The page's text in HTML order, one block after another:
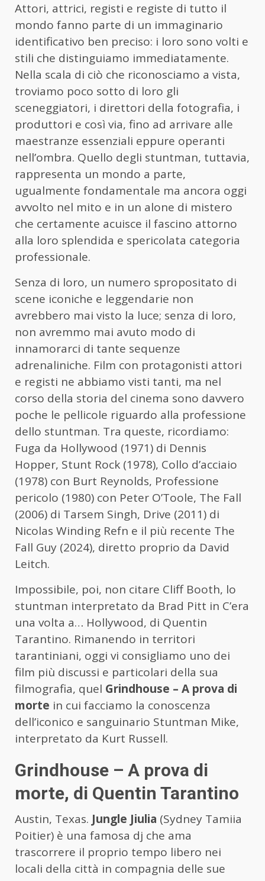
Attori, attrici, registi e registe di tutto il
mondo fanno parte di un immaginario
identificativo ben preciso: i loro sono volti e
stili che distinguiamo immediatamente.
Nella scala di ciò che riconosciamo a vista,
troviamo poco sotto di loro gli
sceneggiatori, i direttori della fotografia, i
produttori e così via, fino ad arrivare alle
maestranze essenziali eppure operanti
nell’ombra. Quello degli stuntman, tuttavia,
rappresenta un mondo a parte,
ugualmente fondamentale ma ancora oggi
avvolto nel mito e in un alone di mistero
che certamente acuisce il fascino attorno
alla loro splendida e spericolata categoria
professionale.
Senza di loro, un numero spropositato di
scene iconiche e leggendarie non
avrebbero mai visto la luce; senza di loro,
non avremmo mai avuto modo di
innamorarci di tante sequenze
adrenaliniche. Film con protagonisti attori
e registi ne abbiamo visti tanti, ma nel
corso della storia del cinema sono davvero
poche le pellicole riguardo alla professione
dello stuntman. Tra queste, ricordiamo:
Fuga da Hollywood (1971) di Dennis
Hopper, Stunt Rock (1978), Collo d’acciaio
(1978) con Burt Reynolds, Professione
pericolo (1980) con Peter O’Toole, The Fall
(2006) di Tarsem Singh, Drive (2011) di
Nicolas Winding Refn e il più recente The
Fall Guy (2024), diretto proprio da David
Leitch.
Impossibile, poi, non citare Cliff Booth, lo
stuntman interpretato da Brad Pitt in C’era
una volta a… Hollywood, di Quentin
Tarantino. Rimanendo in territori
tarantiniani, oggi vi consigliamo uno dei
film più discussi e particolari della sua
filmografia, quel Grindhouse – A prova di
morte in cui facciamo la conoscenza
dell’iconico e sanguinario Stuntman Mike,
interpretato da Kurt Russell.
Grindhouse – A prova di
morte, di Quentin Tarantino
Austin, Texas. Jungle Jiulia (Sydney Tamiia
Poitier) è una famosa dj che ama
trascorrere il proprio tempo libero nei
locali della città in compagnia delle sue